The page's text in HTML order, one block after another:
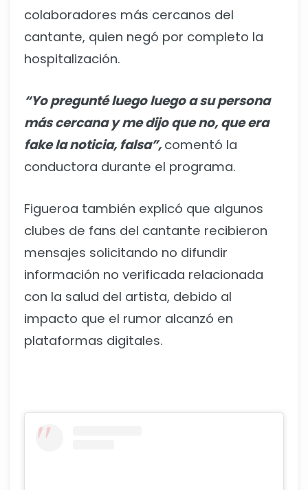
colaboradores más cercanos del
cantante, quien negó por completo la
hospitalización.
“Yo pregunté luego luego a su persona
más cercana y me dijo que no, que era
fake la noticia, falsa”, comentó la
conductora durante el programa.
Figueroa también explicó que algunos
clubes de fans del cantante recibieron
mensajes solicitando no difundir
información no verificada relacionada
con la salud del artista, debido al
impacto que el rumor alcanzó en
plataformas digitales.